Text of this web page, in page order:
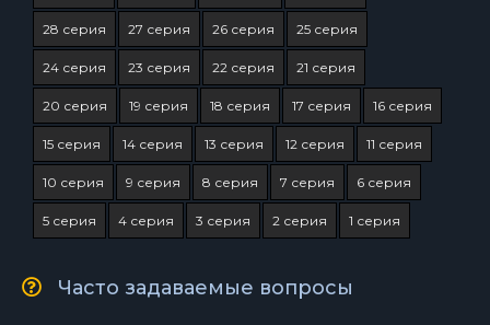
28 серия 27 серия 26 серия 25 серия
24 серия 23 серия 22 серия 21 серия
20 серия 19 серия 18 серия 17 серия 16 серия
15 серия 14 серия 13 серия 12 серия 11 серия
10 серия 9 серия 8 серия 7 серия 6 серия
5 серия 4 серия 3 серия 2 серия 1 серия
Часто задаваемые вопросы